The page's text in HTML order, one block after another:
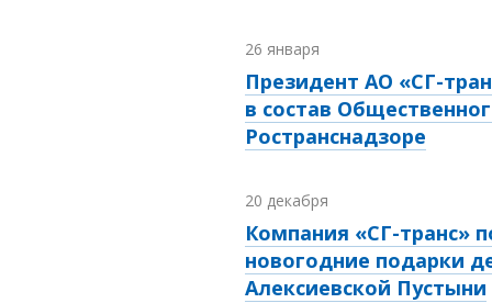
26 января
Президент АО «СГ-
в состав
Ространснадзоре
20 декабря
Компания «СГ-транс»
новогодние подарки
Алексиевской Пустыни